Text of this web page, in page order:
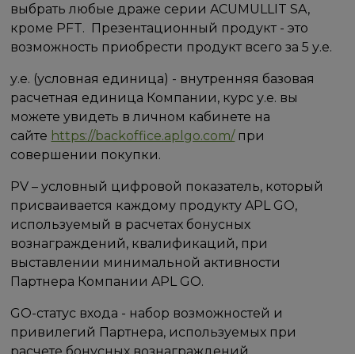
выбрать любые драже серии ACUMULLIT SA,
кроме PFT. Презентационный продукт - это
возможность приобрести продукт всего за 5 у.е.
у.е. (условная единица) - внутренняя базовая
расчетная единица Компании, курс у.е. вы
можете увидеть в личном кабинете на
сайте https://backoffice.aplgo.com/при
совершении покупки.
PV – условный цифровой показатель, который
присваивается каждому продукту APL GO,
используемый в расчетах бонусных
вознаграждений, квалификаций, при
выставлении минимальной активности
Партнера Компании APL GO.
GO-статус входа - набор возможностей и
привилегий Партнера, используемых при